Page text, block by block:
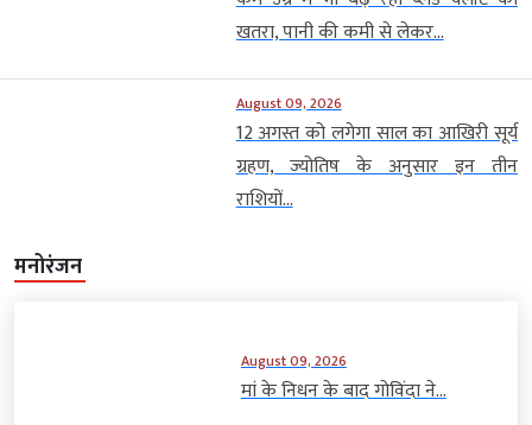
खतरा, पानी की कमी से लेकर...
August 09, 2026
12 अगस्त को लगेगा साल का आखिरी सूर्य
ग्रहण, ज्योतिष के अनुसार इन तीन
राशियों...
मनोरंजन
August 09, 2026
मां के निधन के बाद गोविंदा ने...